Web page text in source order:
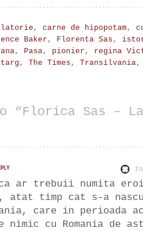
, carne de hipopotam,
Baker, Florenta Sas ,
, Pasa, pionier , regina
targ , The Times , Transilvania
“Florica Sas –
ar trebuii numita
atat timp cat s-a
care in perioada
nimic cu Romania de